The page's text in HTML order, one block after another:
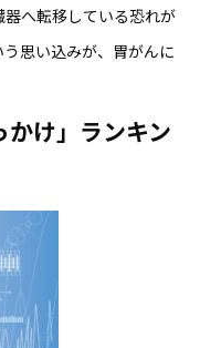
へ転移している恐れが
思い込みが、胃がんに
かけ」ランキン